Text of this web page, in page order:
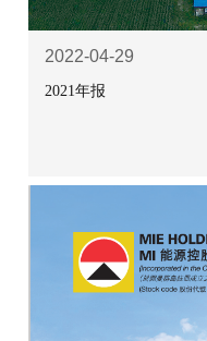
2022-04-29
2021年报